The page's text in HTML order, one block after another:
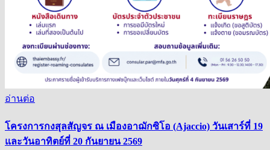
อ่านต่อ
โครงการกงสุลสัญจร ณ เมืองอาฌักซิโอ (Ajaccio) วันเสาร์ที่ 19
และวันอาทิตย์ที่ 20 กันยายน 2569